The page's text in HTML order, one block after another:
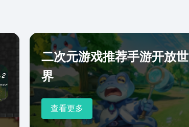
二次元游戏推荐手游开放世
界
查看更多